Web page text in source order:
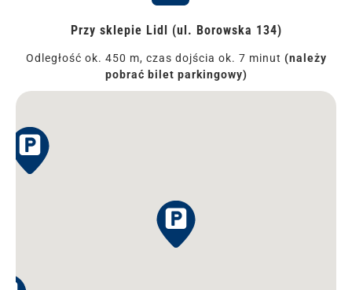
Przy sklepie Lidl (ul. Borowska 134)
Odległość ok. 450 m, czas dojścia ok. 7 minut (należy
pobrać bilet parkingowy)